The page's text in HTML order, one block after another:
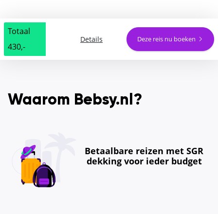
Totaal
430,-
Details Deze reis nu boeken
Waarom Bebsy.nl?
Betaalbare reizen met SGR
dekking voor ieder budget